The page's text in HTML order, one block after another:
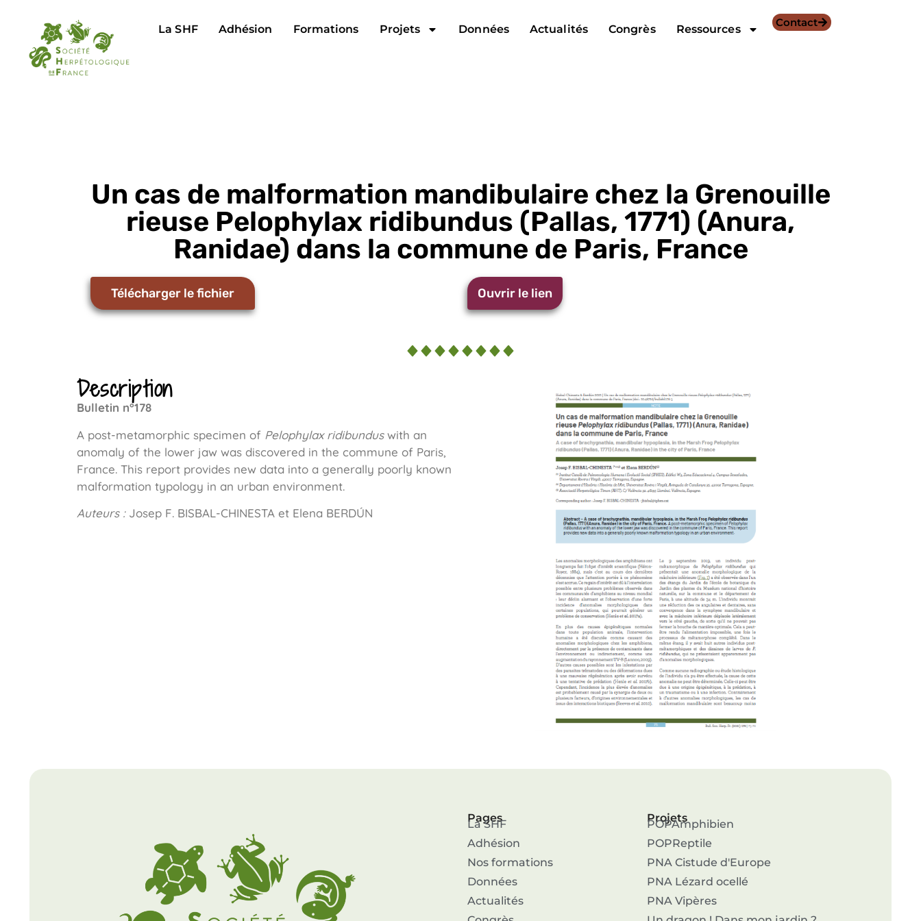
La SHF Adhésion Formations Projets Données Actualités Congrès Ressources
Contact
Un cas de malformation mandibulaire chez la Grenouille
rieuse Pelophylax ridibundus (Pallas, 1771) (Anura,
Ranidae) dans la commune de Paris, France
Ouvrir le lien
Télécharger le fichier
Description
Bulletin n°178
A post-metamorphic specimen of Pelophylax ridibunduswith an
anomaly of the lower jaw was discovered in the commune of Paris,
France. This report provides new data into a generally poorly known
malformation typology in an urban environment.
Auteurs :Josep F. BISBAL-CHINESTA et Elena BERDÚN
Pages
La SHF
Adhésion
Nos formations
Données
Actualités
Projets
POPAmphibien
POPReptile
PNA Cistude d'Europe
PNA Lézard ocellé
PNA Vipères